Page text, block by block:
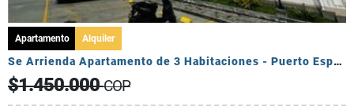
Apartamento Alquiler
Se Arrienda Apartamento de 3 Habitaciones - Puerto Espejo
$1.450.000COP